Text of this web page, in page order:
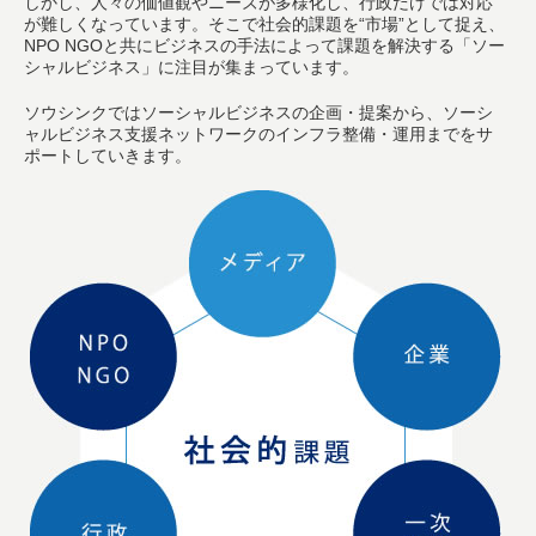
が難しくなっています。そこで社会的課題を“市場”として捉え、
NPO NGOと共にビジネスの手法によって課題を解決する「ソー
シャルビジネス」に注目が集まっています。
ソウシンクではソーシャルビジネスの企画・提案から、ソーシ
ャルビジネス支援ネットワークのインフラ整備・運用までをサ
ポートしていきます。